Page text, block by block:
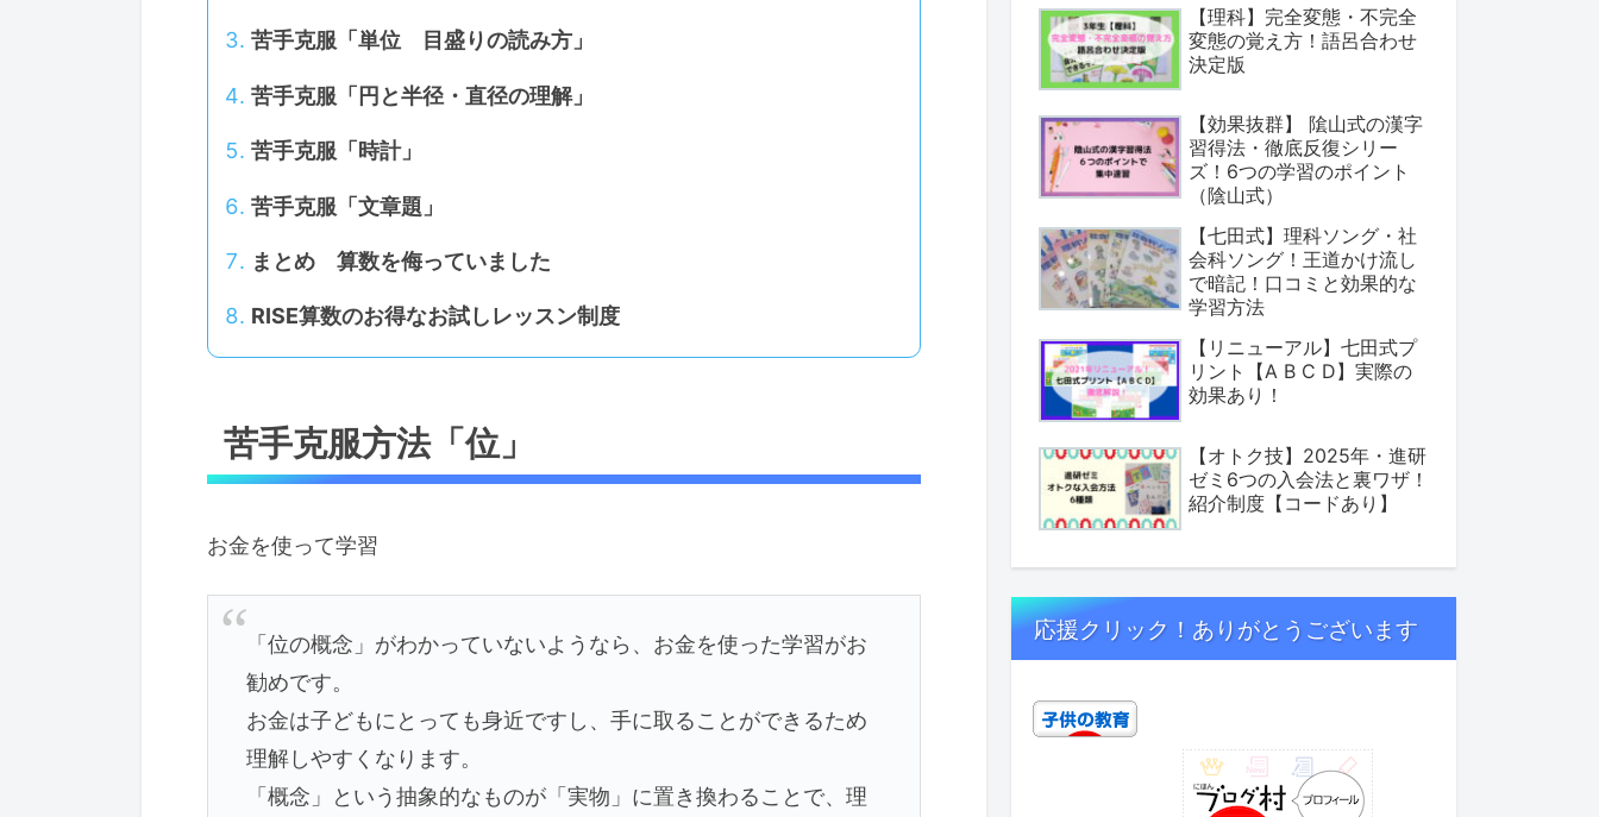
苦手克服「単位 目盛りの読み方」
苦手克服「円と半径・直径の理解」
苦手克服「時計」
苦手克服「文章題」
まとめ 算数を侮っていました
RISE算数のお得なお試しレッスン制度
苦手克服方法「位」
お金を使って学習
「位の概念」がわかっていないようなら、お金を使った学習がお
勧めです。
お金は子どもにとっても身近ですし、手に取ることができるため
理解しやすくなります。
「概念」という抽象的なものが「実物」に置き換わることで、理
【理科】完全変態・不完全
変態の覚え方！語呂合わせ
決定版
【効果抜群】 隂山式の漢字
習得法・徹底反復シリー
ズ！6つの学習のポイント
（陰山式）
【七田式】理科ソング・社
会科ソング！王道かけ流し
で暗記！口コミと効果的な
学習方法
【リニューアル】七田式プ
リント【A B C D】実際の
効果あり！
【オトク技】2025年・進研
ゼミ6つの入会法と裏ワザ！
紹介制度【コードあり】
応援クリック！ありがとうございます